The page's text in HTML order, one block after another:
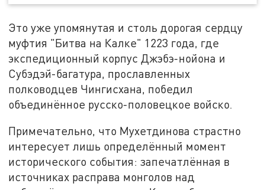
Это уже упомянутая и столь дорогая сердцу
муфтия "Битва на Калке" 1223 года, где
экспедиционный корпус Джэбэ-нойона и
Субэдэй-багатура, прославленных
полководцев Чингисхана, победил
объединённое русско-половецкое войско.
Примечательно, что Мухетдинова страстно
интересует лишь определённый момент
исторического события: запечатлённая в
источниках расправа монголов над